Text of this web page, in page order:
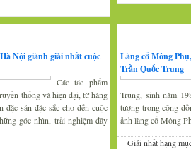
Nội giành giải nhất cuộc
Các tác phẩm
thống và hiện đại, từ hàng
sản đặc sắc cho đến cuộc
góc nhìn, trải nghiệm đầy
Làng cổ Mông
Trần Quốc Trung
Trung, sinh năm
tượng trong cộng
ảnh làng cổ Mông
Giải nhất hạng